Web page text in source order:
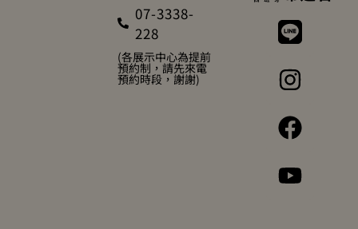
07-3338-
228
(各展示中心為提前
預約制，請先來電
預約時段，謝謝)